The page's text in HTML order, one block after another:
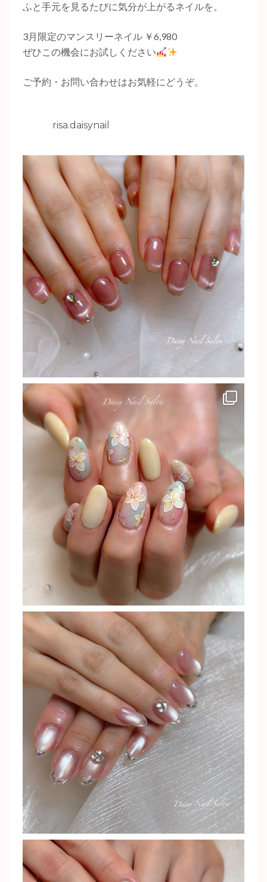
ふと手元を見るたびに気分が上がるネイルを。
3月限定のマンスリーネイル ￥6,980
ぜひこの機会にお試しください
ご予約・お問い合わせはお気軽にどうぞ。
risa.daisynail